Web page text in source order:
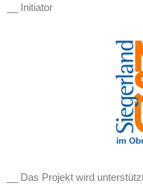
__ Initiator
__ Das Projekt wird